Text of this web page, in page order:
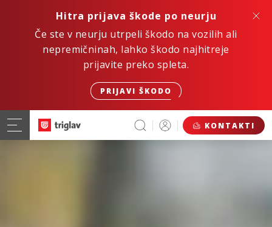
Hitra prijava škode po neurju
Če ste v neurju utrpeli škodo na vozilih ali
nepremičninah, lahko škodo najhitreje
prijavite preko spleta.
PRIJAVI ŠKODO
KONTAKTI